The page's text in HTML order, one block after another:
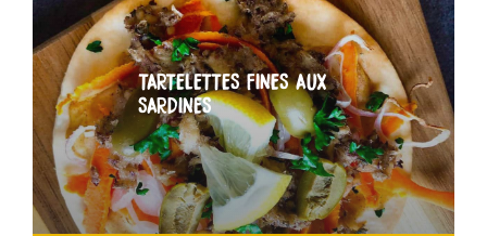
TARTELETTES FINES AUX
SARDINES